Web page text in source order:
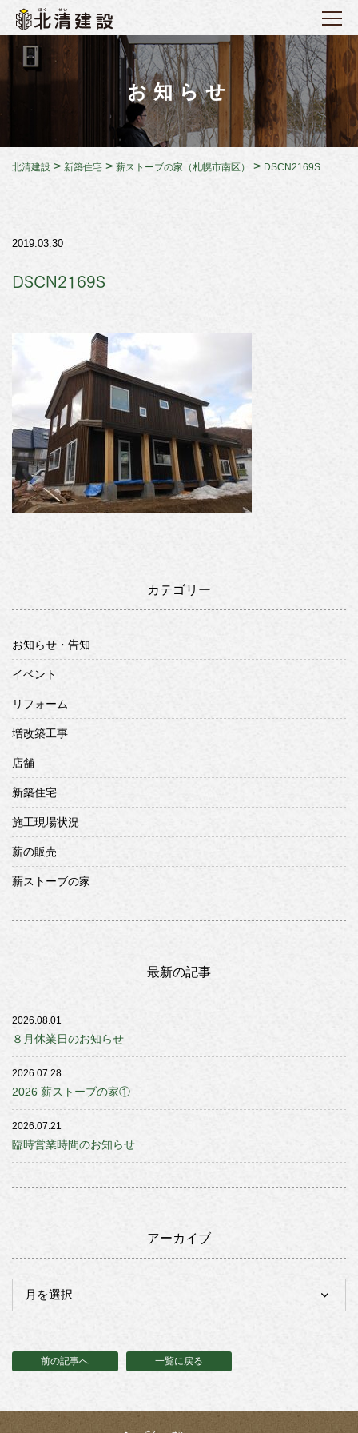
お知らせ
北清建設 > 新築住宅 > 薪ストーブの家（札幌市南区） > DSCN2169S
2019.03.30
DSCN2169S
カテゴリー
お知らせ・告知
イベント
リフォーム
増改築工事
店舗
新築住宅
施工現場状況
薪の販売
薪ストーブの家
最新の記事
2026.08.01
８月休業日のお知らせ
2026.07.28
2026 薪ストーブの家①
2026.07.21
臨時営業時間のお知らせ
アーカイブ
前の記事へ 一覧に戻る